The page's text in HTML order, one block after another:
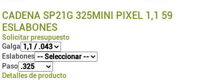
CADENA SP21G 325MINI PIXEL 1,1 59
ESLABONES
Solicitar presupuesto
Galga
Eslabones
Paso
Detalles de producto